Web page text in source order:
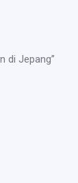
di Jepang”